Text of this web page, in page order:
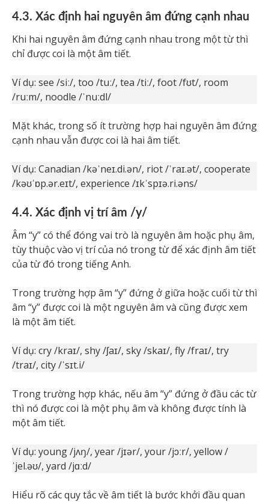
4.3. Xác định hai nguyên âm đứng cạnh nhau
Khi hai nguyên âm đứng cạnh nhau trong một từ thì
chỉ được coi là một âm tiết.
Ví dụ: see /siː/, too /tuː/, tea /tiː/, foot /fʊt/, room
/ruːm/, noodle /ˈnuːdl/
Mặt khác, trong số ít trường hợp hai nguyên âm đứng
cạnh nhau vẫn được coi là hai âm tiết.
Ví dụ: Canadian /kəˈneɪ.di.ən/, riot /ˈraɪ.ət/, cooperate
/kəʊˈɒp.ər.eɪt/, experience /ɪkˈspɪə.ri.əns/
4.4. Xác định vị trí âm /y/
Âm “y” có thể đóng vai trò là nguyên âm hoặc phụ âm,
tùy thuộc vào vị trí của nó trong từ để xác định âm tiết
của từ đó trong tiếng Anh.
Trong trường hợp âm “y” đứng ở giữa hoặc cuối từ thì
âm “y” được coi là một nguyên âm và cũng được xem
là một âm tiết.
Ví dụ: cry /kraɪ/, shy /ʃaɪ/, sky /skaɪ/, fly /fraɪ/, try
/traɪ/, city /ˈsɪt.i/
Trong trường hợp khác, nếu âm “y” đứng ở đầu các từ
thì nó được coi là một phụ âm và không được tính là
một âm tiết.
Ví dụ: young /jʌŋ/, year /jɪər/, your /jɔːr/, yellow /
ˈjel.əʊ/, yard /jɑːd/
Hiểu rõ các quy tắc về âm tiết là bước khởi đầu quan